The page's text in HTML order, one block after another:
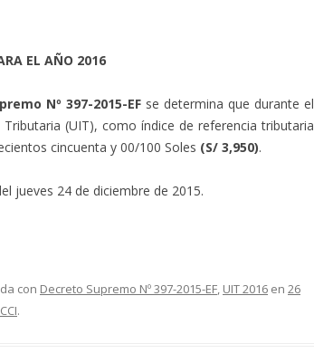
EL AÑO 2016
Nº 397-2015-EF se determina que durante el
(UIT), como índice de referencia tributaria
cincuenta y 00/100 Soles (S/ 3,950).
jueves 24 de diciembre de 2015.
con Decreto Supremo Nº 397-2015-EF, UIT 2016 en 26
.